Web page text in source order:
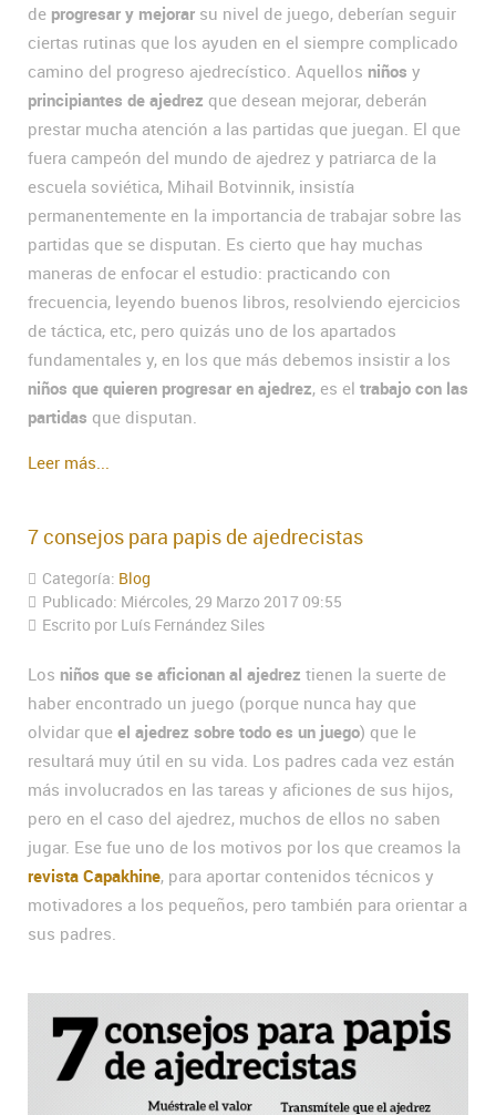
de progresar y mejorar su nivel de juego, deberían seguir
ciertas rutinas que los ayuden en el siempre complicado
camino del progreso ajedrecístico. Aquellos niños y
principiantes de ajedrez que desean mejorar, deberán
prestar mucha atención a las partidas que juegan. El que
fuera campeón del mundo de ajedrez y patriarca de la
escuela soviética, Mihail Botvinnik, insistía
permanentemente en la importancia de trabajar sobre las
partidas que se disputan. Es cierto que hay muchas
maneras de enfocar el estudio: practicando con
frecuencia, leyendo buenos libros, resolviendo ejercicios
de táctica, etc, pero quizás uno de los apartados
fundamentales y, en los que más debemos insistir a los
niños que quieren progresar en ajedrez, es el trabajo con las
partidas que disputan.
Leer más...
7 consejos para papis de ajedrecistas
Categoría: Blog
Publicado: Miércoles, 29 Marzo 2017 09:55
Escrito por Luís Fernández Siles
Los niños que se aficionan al ajedrez tienen la suerte de
haber encontrado un juego (porque nunca hay que
olvidar que el ajedrez sobre todo es un juego) que le
resultará muy útil en su vida. Los padres cada vez están
más involucrados en las tareas y aficiones de sus hijos,
pero en el caso del ajedrez, muchos de ellos no saben
jugar. Ese fue uno de los motivos por los que creamos la
revista Capakhine, para aportar contenidos técnicos y
motivadores a los pequeños, pero también para orientar a
sus padres.